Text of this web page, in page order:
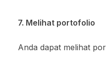
7. Melihat portofolio
Anda dapat melihat